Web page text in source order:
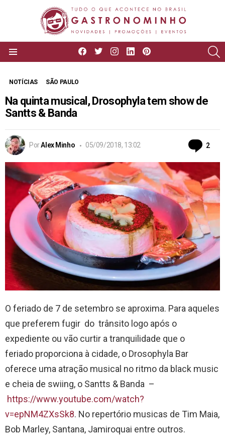
facebooktwitterinstagram
linkedin
NOTÍCIAS SÃO PAULO
Na quinta musical, Drosophyla tem show de
Santts & Banda
PorAlex Minho 05/09/2018, 13:02 2
O feriado de 7 de setembro se aproxima. Para aqueles
que preferem fugir do trânsito logo após o
expediente ou vão curtir a tranquilidade que o
feriado proporciona à cidade, o Drosophyla Bar
oferece uma atração musical no ritmo da black music
e cheia de swiing, o Santts & Banda –
https://www.youtube.com/watch?
v=epNM4ZXsSk8. No repertório musicas de Tim Maia,
Bob Marley, Santana, Jamiroquai entre outros.